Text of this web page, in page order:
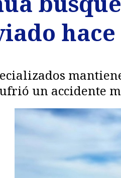
un accidente